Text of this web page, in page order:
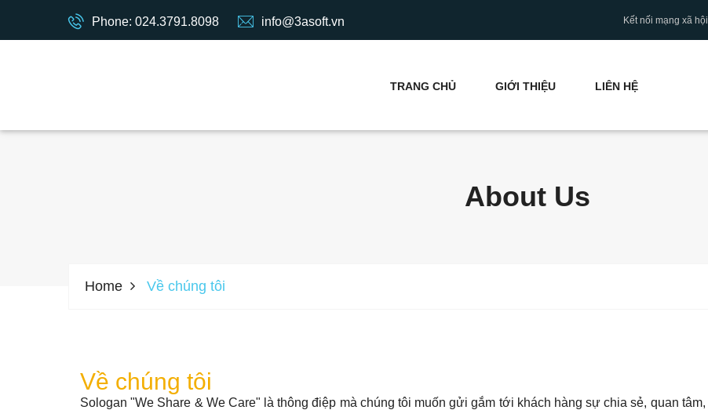
Phone: 024.3791.8098 info@3asoft.vn Kết nối mạng xã
TRANG CHỦ GIỚI THIỆU LIÊN HỆ
About Us
Home Về chúng tôi
Về chúng tôi
Sologan "We Share & We Care" là thông điệp mà chúng tôi muốn gửi gắm tới khách hàng sự chia sẻ, quan tâm,